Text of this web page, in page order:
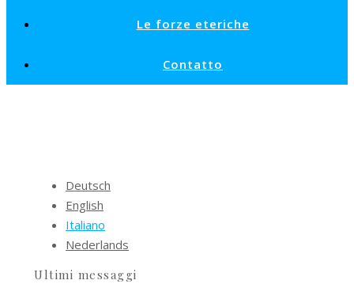
Le forze eteriche
Contatto
Deutsch
English
Italiano
Nederlands
Ultimi messaggi